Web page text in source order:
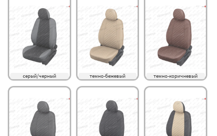
серый/черный темно-бежевый темно-коричневый